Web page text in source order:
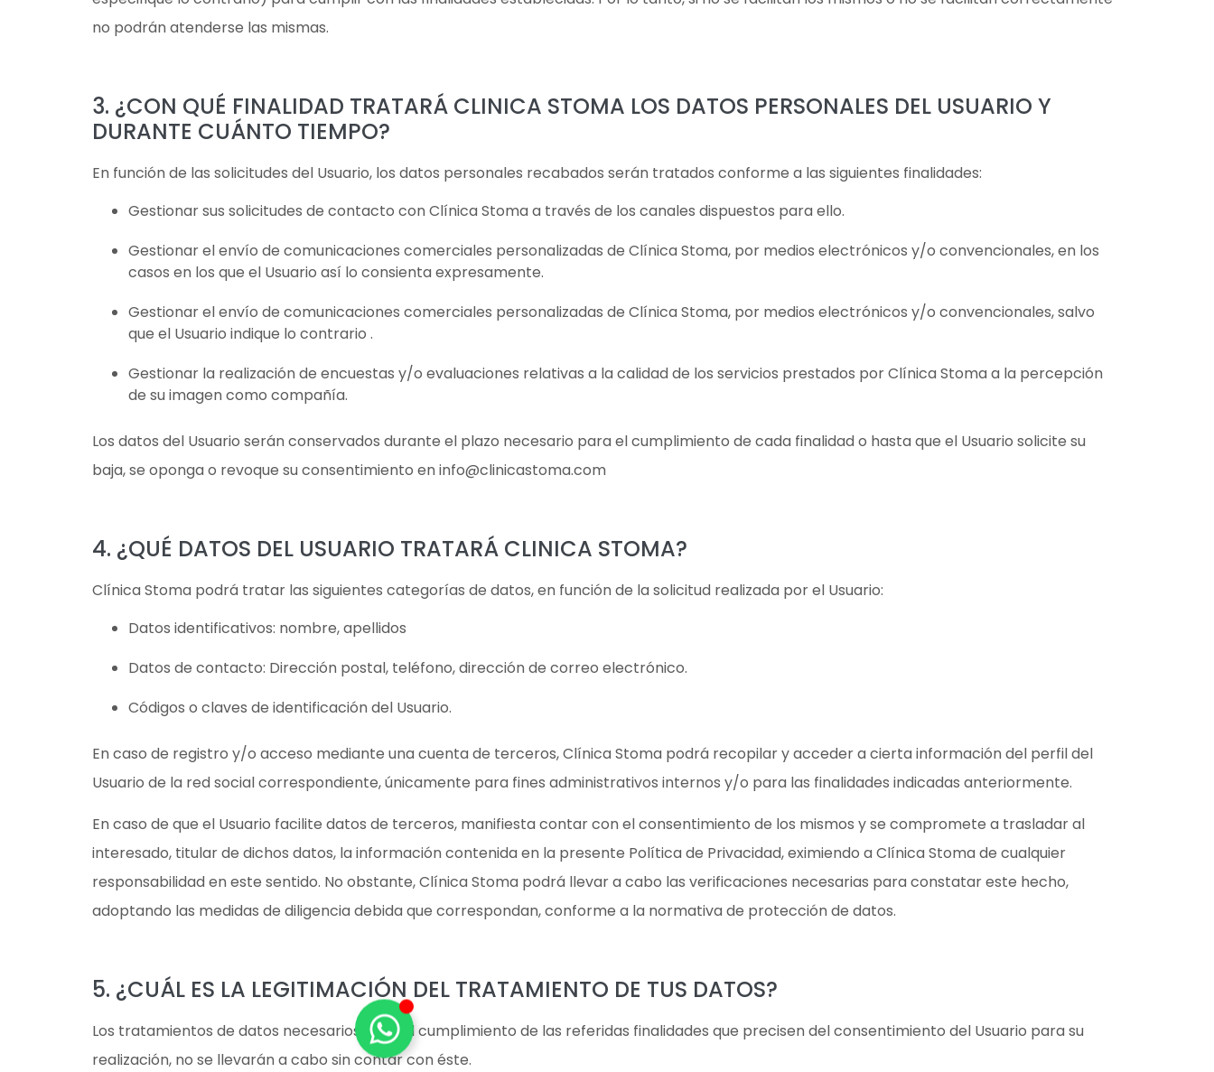
no podrán atenderse las mismas.
3. ¿CON QUÉ FINALIDAD TRATARÁ CLINICA STOMA LOS DATOS PERSONALES DEL USUARIO Y
DURANTE CUÁNTO TIEMPO?
En función de las solicitudes del Usuario, los datos personales recabados serán tratados conforme a las siguientes finalidades:
Gestionar sus solicitudes de contacto con Clínica Stoma a través de los canales dispuestos para ello.
Gestionar el envío de comunicaciones comerciales personalizadas de Clínica Stoma, por medios electrónicos y/o convencionales, en los
casos en los que el Usuario así lo consienta expresamente.
Gestionar el envío de comunicaciones comerciales personalizadas de Clínica Stoma, por medios electrónicos y/o convencionales, salvo
que el Usuario indique lo contrario .
Gestionar la realización de encuestas y/o evaluaciones relativas a la calidad de los servicios prestados por Clínica Stoma a la percepción
de su imagen como compañía.
Los datos del Usuario serán conservados durante el plazo necesario para el cumplimiento de cada finalidad o hasta que el Usuario solicite su
baja, se oponga o revoque su consentimiento en info@clinicastoma.com
4. ¿QUÉ DATOS DEL USUARIO TRATARÁ CLINICA STOMA?
Clínica Stoma podrá tratar las siguientes categorías de datos, en función de la solicitud realizada por el Usuario:
Datos identificativos: nombre, apellidos
Datos de contacto: Dirección postal, teléfono, dirección de correo electrónico.
Códigos o claves de identificación del Usuario.
En caso de registro y/o acceso mediante una cuenta de terceros, Clínica Stoma podrá recopilar y acceder a cierta información del perfil del
Usuario de la red social correspondiente, únicamente para fines administrativos internos y/o para las finalidades indicadas anteriormente.
En caso de que el Usuario facilite datos de terceros, manifiesta contar con el consentimiento de los mismos y se compromete a trasladar al
interesado, titular de dichos datos, la información contenida en la presente Política de Privacidad, eximiendo a Clínica Stoma de cualquier
responsabilidad en este sentido. No obstante, Clínica Stoma podrá llevar a cabo las verificaciones necesarias para constatar este hecho,
adoptando las medidas de diligencia debida que correspondan, conforme a la normativa de protección de datos.
5. ¿CUÁL ES LA LEGITIMACIÓN DEL TRATAMIENTO DE TUS DATOS?
Los tratamientos de datos necesarios para el cumplimiento de las referidas finalidades que precisen del consentimiento del Usuario para su
realización, no se llevarán a cabo sin contar con éste.